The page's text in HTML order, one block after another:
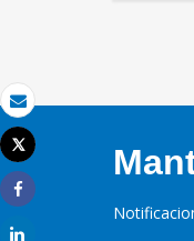
Correo electrónico
Imprimir
Tweet
Share